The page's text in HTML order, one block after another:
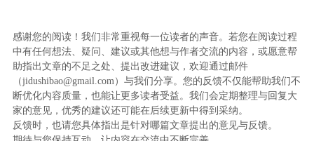
感谢您的阅读！我们非常重视每一位读者的声音。若您在阅读过程
中有任何想法、疑问、建议或其他想与作者交流的内容，或愿意帮
助指出文章的不足之处、提出改进建议，欢迎通过邮件
（jidushibao@gmail.com）与我们分享。您的反馈不仅能帮助我们不
断优化内容质量，也能让更多读者受益。我们会定期整理与回复大
家的意见，优秀的建议还可能在后续更新中得到采纳。
反馈时，也请您具体指出是针对哪篇文章提出的意见与反馈。